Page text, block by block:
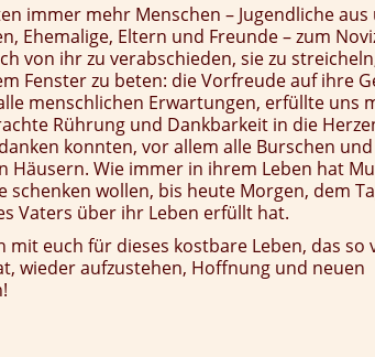
immer mehr Menschen – Jugendliche aus
Ehemalige, Eltern und Freunde – zum
von ihr zu verabschieden, sie zu
Fenster zu beten: die Vorfreude auf ihre
menschlichen Erwartungen, erfüllte uns
Rührung und Dankbarkeit in die
konnten, vor allem alle Burschen
Häusern. Wie immer in ihrem Leben hat
schenken wollen, bis heute Morgen, dem
Vaters über ihr Leben erfüllt hat.
euch für dieses kostbare Leben, das so
wieder aufzustehen, Hoffnung und neuen